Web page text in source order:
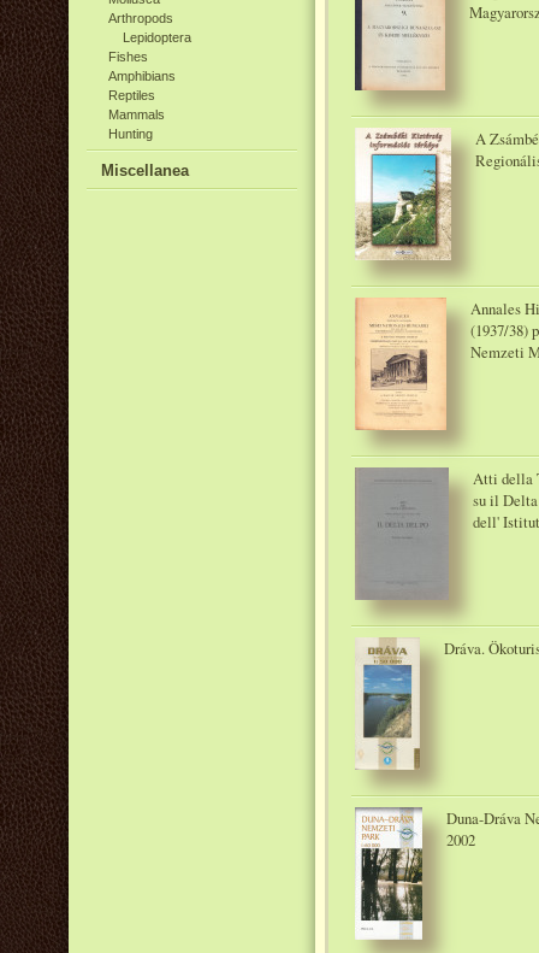
Arthropods
Lepidoptera
Fishes
Amphibians
Reptiles
Mammals
Hunting
Miscellanea
A
Annales
(1937/38)
Nemzeti
Atti della
su il
dell'
Dráva.
Duna-Dráva
2002